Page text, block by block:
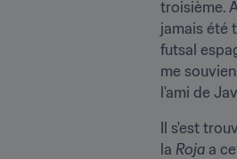
troisième.
jamais été
futsal
me
l'ami de
Il s'est
la Roja a